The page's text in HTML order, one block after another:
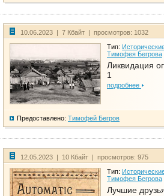
10.06.2023 | 7 Кбайт | просмотров: 1032
Тип:
Тимофея Бегрова
Ликвидация
1
подробнее
Предоставлено: Тимофей Бегров
12.05.2023 | 10 Кбайт | просмотров: 975
Тип:
Тимофея Бегрова
Лучшие